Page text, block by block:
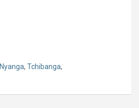
Nyanga, Tchibanga,